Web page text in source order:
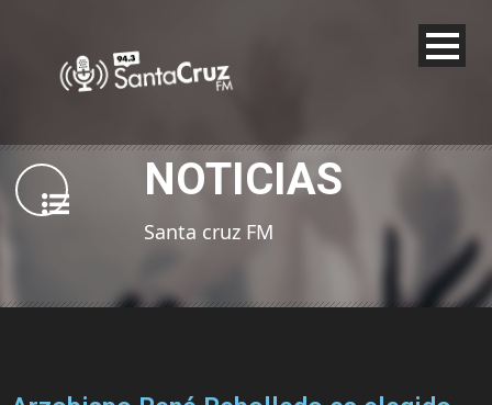
NOTICIAS
Santa cruz FM